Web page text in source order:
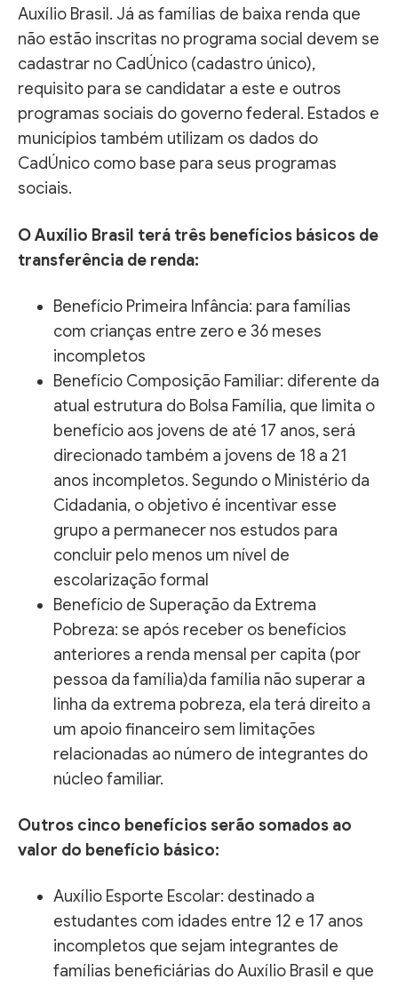
Auxílio Brasil. Já as famílias de baixa renda que
não estão inscritas no programa social devem se
cadastrar no CadÚnico (cadastro único),
requisito para se candidatar a este e outros
programas sociais do governo federal. Estados e
municípios também utilizam os dados do
CadÚnico como base para seus programas
sociais.
O Auxílio Brasil terá três benefícios básicos de
transferência de renda:
Benefício Primeira Infância: para famílias
com crianças entre zero e 36 meses
incompletos
Benefício Composição Familiar: diferente da
atual estrutura do Bolsa Família, que limita o
benefício aos jovens de até 17 anos, será
direcionado também a jovens de 18 a 21
anos incompletos. Segundo o Ministério da
Cidadania, o objetivo é incentivar esse
grupo a permanecer nos estudos para
concluir pelo menos um nível de
escolarização formal
Benefício de Superação da Extrema
Pobreza: se após receber os benefícios
anteriores a renda mensal per capita (por
pessoa da família)da família não superar a
linha da extrema pobreza, ela terá direito a
um apoio financeiro sem limitações
relacionadas ao número de integrantes do
núcleo familiar.
Outros cinco benefícios serão somados ao
valor do benefício básico:
Auxílio Esporte Escolar: destinado a
estudantes com idades entre 12 e 17 anos
incompletos que sejam integrantes de
famílias beneficiárias do Auxílio Brasil e que